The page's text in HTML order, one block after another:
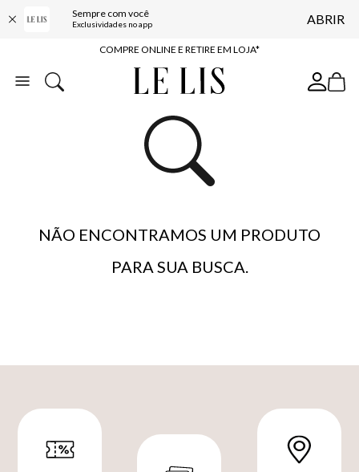
Sempre com você
Exclusividades no app ABRIR
COMPRE ONLINE E RETIRE EM LOJA*
FRETE GRÁTIS*
BAIXE O APP
10% OFF NA PRIMEIRA COMPRA*
NÃO ENCONTRAMOS UM PRODUTO
PARA SUA BUSCA.